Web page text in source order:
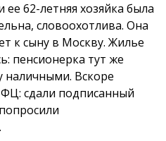
62-летняя хозяйка была
словоохотлива. Она
к сыну в Москву. Жилье
пенсионерка тут же
наличными. Вскоре
сдали подписанный